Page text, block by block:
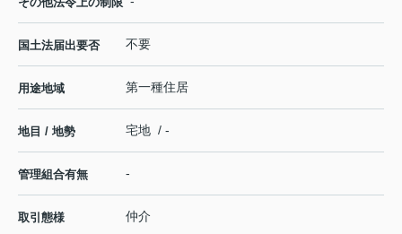
国土法届出要否 不要
用途地域 第一種住居
地目 / 地勢 宅地 / -
管理組合有無 -
取引態様 仲介